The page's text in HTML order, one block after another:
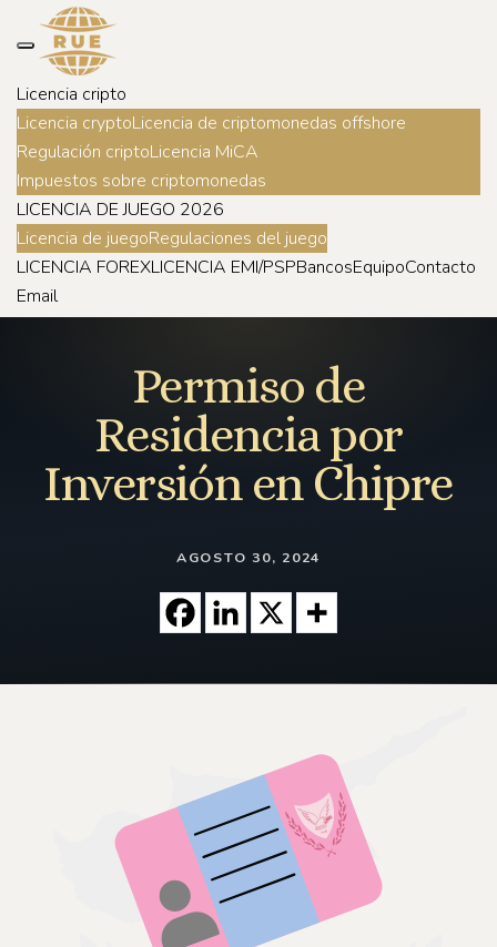
Licencia cripto
Licencia cryptoLicencia de criptomonedas offshore
Regulación criptoLicencia MiCA
Impuestos sobre criptomonedas
LICENCIA DE JUEGO 2026
Licencia de juegoRegulaciones del juego
LICENCIA FOREXLICENCIA EMI/PSPBancosEquipoContacto
Email
Permiso de
Residencia por
Inversión en Chipre
AGOSTO 30, 2024